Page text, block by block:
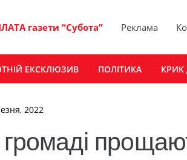
газети “Субота” Реклама
ЕКСКЛЮЗИВ ПОЛІТИКА КРИК
2022